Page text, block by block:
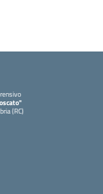
(RC)
iniziale della scuola